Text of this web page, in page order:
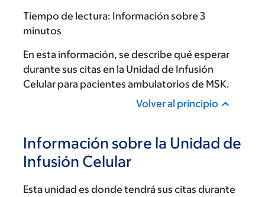
Tiempo de lectura: Información sobre 3
minutos
En esta información, se describe qué esperar
durante sus citas en la Unidad de Infusión
Celular para pacientes ambulatorios de MSK.
Volver al principio
Información sobre la Unidad de
Infusión Celular
Esta unidad es donde tendrá sus citas durante